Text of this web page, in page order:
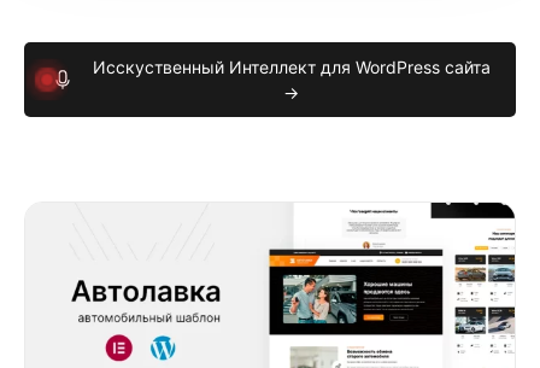
Исскуственный Интеллект для WordPress сайта
→